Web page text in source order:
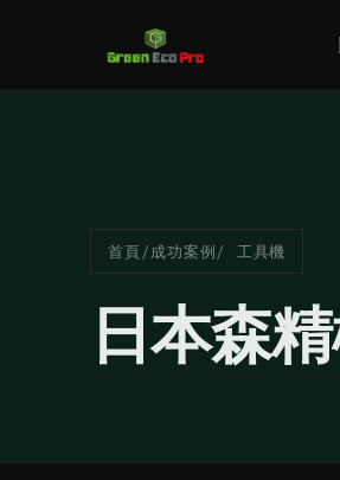
首頁/成功案例/ 工具機
日本森